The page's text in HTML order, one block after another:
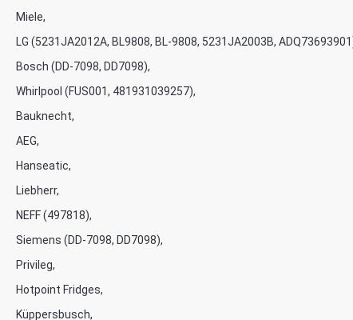
Miele,
LG (5231JA2012A, BL9808, BL-9808, 5231JA2003B,
Bosch (DD-7098, DD7098),
Whirlpool (FUS001, 481931039257),
Bauknecht,
AEG,
Hanseatic,
Liebherr,
NEFF (497818),
Siemens (DD-7098, DD7098),
Privileg,
Hotpoint Fridges,
Küppersbusch,